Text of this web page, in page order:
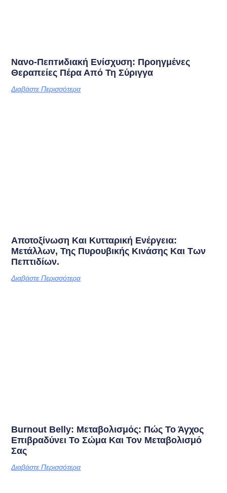
Νανο-Πεптиδιακή Ενίσχυση: Προηγμένες
Θεραπείες Πέρα Από Τη Σύριγγα
Διαβάστε Περισσότερα
Αποτοξίνωση Και Κυτταρική Ενέργεια:
Μετάλλων, Της Πυρουβικής Κινάσης Και Των
Πεπτιδίων.
Διαβάστε Περισσότερα
Burnout Belly: Μεταβολισμός: Πώς Το Άγχος
Επιβραδύνει Το Σώμα Και Τον Μεταβολισμό
Σας
Διαβάστε Περισσότερα